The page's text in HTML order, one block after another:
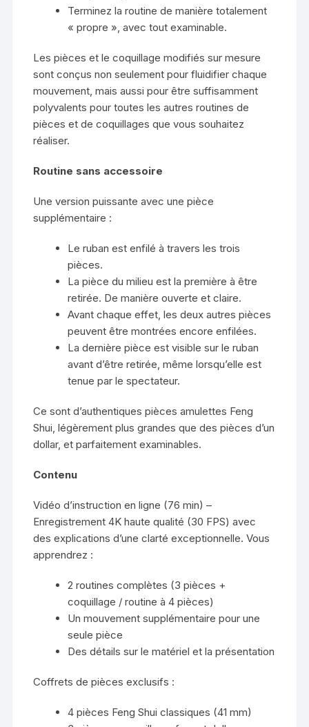
Terminez la routine de manière totalement
« propre », avec tout examinable.
Les pièces et le coquillage modifiés sur mesure
sont conçus non seulement pour fluidifier chaque
mouvement, mais aussi pour être suffisamment
polyvalents pour toutes les autres routines de
pièces et de coquillages que vous souhaitez
réaliser.
Routine sans accessoire
Une version puissante avec une pièce
supplémentaire :
Le ruban est enfilé à travers les trois
pièces.
La pièce du milieu est la première à être
retirée. De manière ouverte et claire.
Avant chaque effet, les deux autres pièces
peuvent être montrées encore enfilées.
La dernière pièce est visible sur le ruban
avant d’être retirée, même lorsqu’elle est
tenue par le spectateur.
Ce sont d’authentiques pièces amulettes Feng
Shui, légèrement plus grandes que des pièces d’un
dollar, et parfaitement examinables.
Contenu
Vidéo d’instruction en ligne (76 min) –
Enregistrement 4K haute qualité (30 FPS) avec
des explications d’une clarté exceptionnelle. Vous
apprendrez :
2 routines complètes (3 pièces +
coquillage / routine à 4 pièces)
Un mouvement supplémentaire pour une
seule pièce
Des détails sur le matériel et la présentation
Coffrets de pièces exclusifs :
4 pièces Feng Shui classiques (41 mm)